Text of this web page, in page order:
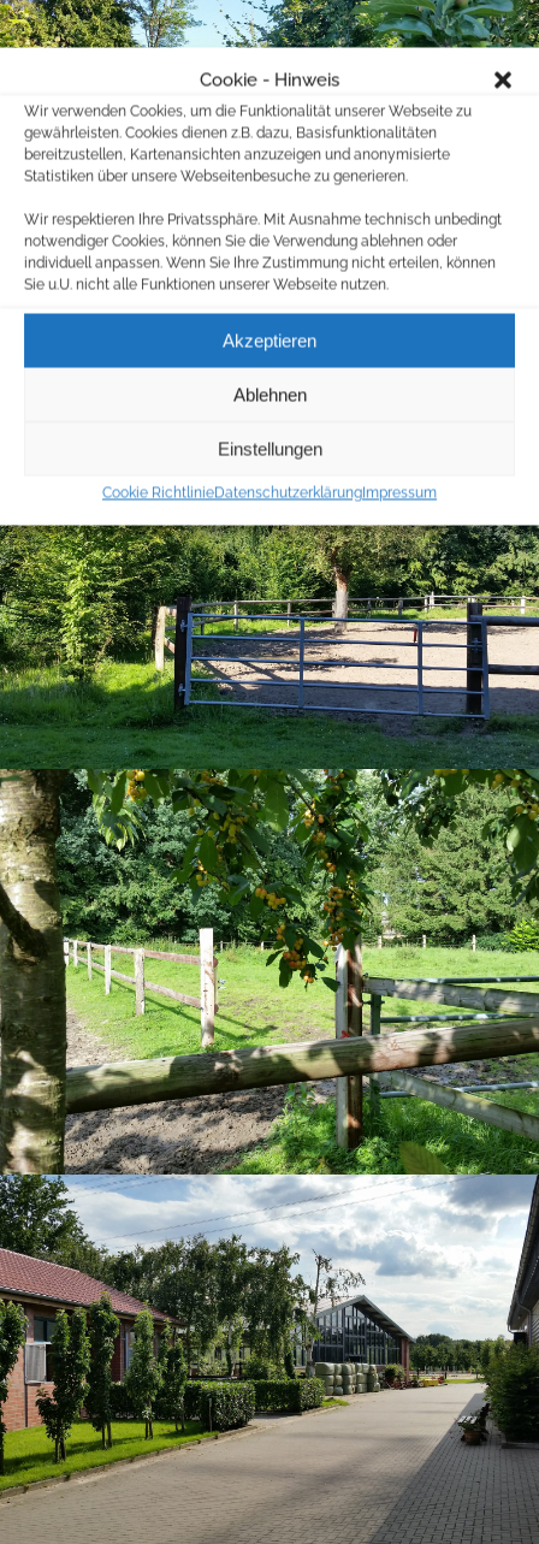
Cookie - Hinweis
Wir verwenden Cookies, um die Funktionalität unserer Webseite zu
gewährleisten. Cookies dienen z.B. dazu, Basisfunktionalitäten
bereitzustellen, Kartenansichten anzuzeigen und anonymisierte
Statistiken über unsere Webseitenbesuche zu generieren.
Wir respektieren Ihre Privatssphäre. Mit Ausnahme technisch unbedingt
notwendiger Cookies, können Sie die Verwendung ablehnen oder
individuell anpassen. Wenn Sie Ihre Zustimmung nicht erteilen, können
Sie u.U. nicht alle Funktionen unserer Webseite nutzen.
Akzeptieren
Ablehnen
Einstellungen
Cookie RichtlinieDatenschutzerklärungImpressum